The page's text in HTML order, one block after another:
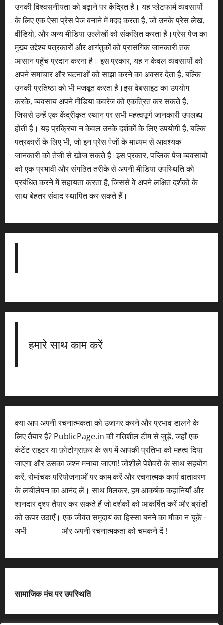
उनकी विश्वसनीयता को बढ़ाने पर केंद्रित है। यह प्लेटफार्म व्यवसायों
के लिए एक ऐसा प्रेस पेज बनाने में मदद करता है, जो उनके प्रेस लेख,
वीडियो, और अन्य मीडिया उल्लेखों को संकलित करता है।प्रेस पेज का
मुख्य उद्देश्य पत्रकारों और आगंतुकों को प्रासंगिक जानकारी तक
आसान पहुँच प्रदान करना है। इस प्रकार, यह न केवल व्यवसायों को
अपने समाचार और घटनाओं को साझा करने का अवसर देता है, बल्कि
उनकी प्रतिष्ठा को भी मजबूत करता है।इस वेबसाइट का उपयोग
करके, व्यवसाय अपने मीडिया कवरेज को एकत्रित कर सकते हैं,
जिससे उन्हें एक केंद्रीकृत स्थान पर सभी महत्वपूर्ण जानकारी उपलब्ध
होती है। यह प्रक्रिया न केवल उनके दर्शकों के लिए उपयोगी है, बल्कि
पत्रकारों के लिए भी, जो इन प्रेस पेजों के माध्यम से आवश्यक
जानकारी को तेजी से खोज सकते हैं।इस प्रकार, पब्लिक पेज व्यवसायों
को एक प्रभावी और संगठित तरीके से अपनी मीडिया उपस्थिति को
प्रबंधित करने में सहायता करता है, जिससे वे अपने लक्षित दर्शकों के
साथ बेहतर संवाद स्थापित कर सकते हैं।
हमारे साथ काम करें
क्या आप अपनी रचनात्मकता को उजागर करने और प्रभाव डालने के
लिए तैयार हैं? PublicPage.in की गतिशील टीम से जुड़ें, जहाँ एक
कंटेंट राइटर या फ़ोटोग्राफ़र के रूप में आपकी प्रतिभा को महत्व दिया
जाएगा और उसका जश्न मनाया जाएगा! जोशीले पेशेवरों के साथ सहयोग
करें, रोमांचक परियोजनाओं पर काम करें और रचनात्मक कार्य वातावरण
के लचीलेपन का आनंद लें। साथ मिलकर, हम आकर्षक कहानियाँ और
शानदार दृश्य तैयार कर सकते हैं जो दर्शकों को आकर्षित करें और ब्रांडों
को ऊपर उठाएँ। एक जीवंत समुदाय का हिस्सा बनने का मौका न चूकें -
अभी
और अपनी रचनात्मकता को चमकने दें !
सामाजिक मंच पर उपस्थिति